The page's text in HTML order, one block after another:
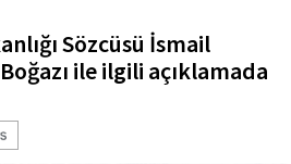
Sözcüsü İsmail
ile ilgili açıklamada